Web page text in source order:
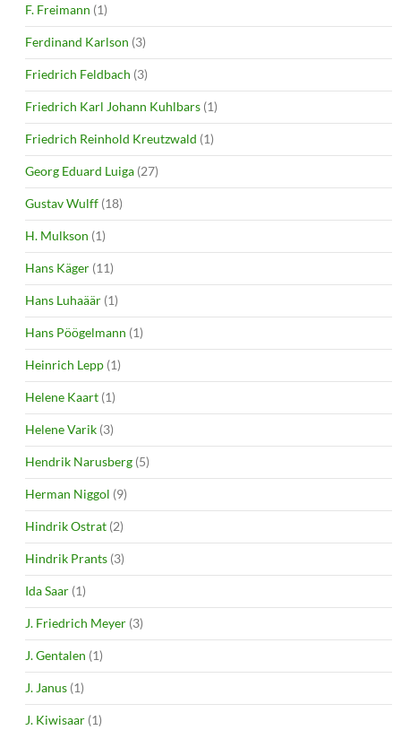
F. Freimann (1)
Ferdinand Karlson (3)
Friedrich Feldbach (3)
Friedrich Karl Johann Kuhlbars (1)
Friedrich Reinhold Kreutzwald (1)
Georg Eduard Luiga (27)
Gustav Wulff (18)
H. Mulkson (1)
Hans Käger (11)
Hans Luhaäär (1)
Hans Pöögelmann (1)
Heinrich Lepp (1)
Helene Kaart (1)
Helene Varik (3)
Hendrik Narusberg (5)
Herman Niggol (9)
Hindrik Ostrat (2)
Hindrik Prants (3)
Ida Saar (1)
J. Friedrich Meyer (3)
J. Gentalen (1)
J. Janus (1)
J. Kiwisaar (1)